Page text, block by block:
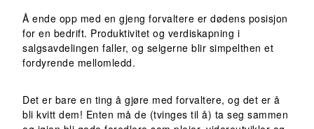
Å ende opp med en gjeng forvaltere er dødens posisjon
for en bedrift. Produktivitet og verdiskapning i
salgsavdelingen faller, og selgerne blir simpelthen et
fordyrende mellomledd.
Det er bare en ting å gjøre med forvaltere, og det er å
bli kvitt dem! Enten må de (tvinges til å) ta seg sammen